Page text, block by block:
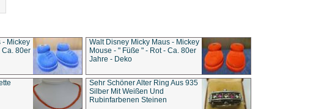
- Mickey
Ca. 80er
Walt Disney Micky Maus - Mickey
Mouse - " Füße " - Rot - Ca. 80er
Jahre - Deko
Sehr Schöner Alter Ring Aus 935
Silber Mit Weißen Und
Rubinfarbenen Steinen